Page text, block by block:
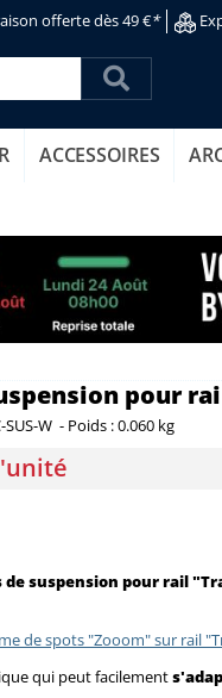
offerte dès 49 €*
ACCESSOIRES
pour
SUS-W - Poids :0.060 kg
de suspension pour rail
de spots "Zooom" sur rail
qui peut facilement